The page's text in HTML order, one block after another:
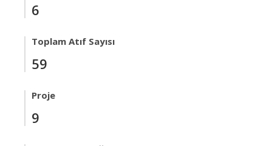
6
Toplam Atıf Sayısı
59
Proje
9